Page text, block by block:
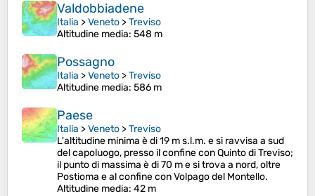
Valdobbiadene
Italia >Veneto >Treviso
Altitudine media: 548 m
Possagno
Italia >Veneto >Treviso
Altitudine media: 586 m
Paese
Italia >Veneto >Treviso
L'altitudine minima è di 19 m s.l.m. e si ravvisa a sud
del capoluogo, presso il confine con Quinto di Treviso;
il punto di massima è di 70 m e si trova a nord, oltre
Postioma e al confine con Volpago del Montello.
Altitudine media: 42 m